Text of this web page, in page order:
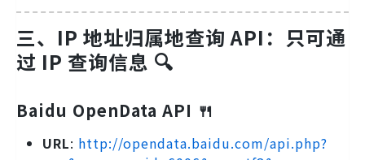
三、IP 地址归属地查询 API：只可通
过 IP 查询信息 🔍
Baidu OpenData API 🍴
URL: http://opendata.baidu.com/api.php?